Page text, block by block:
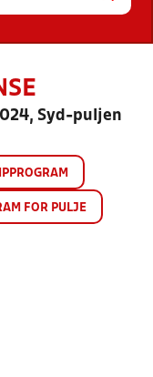
Syd-puljen
FOR PULJE